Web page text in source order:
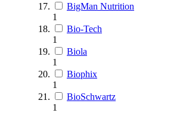
BigMan Nutrition
1
Bio-Tech
1
Biola
1
Biophix
1
BioSchwartz
1